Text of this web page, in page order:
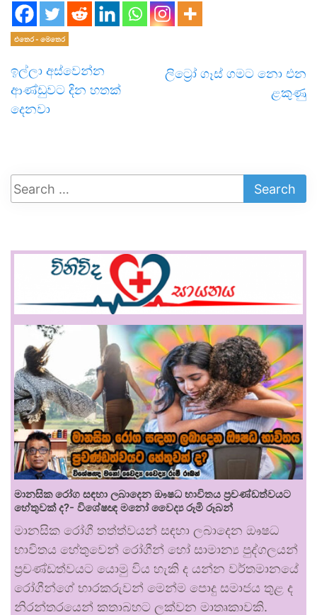
එතෙර - මෙතෙර
ඉල්ලා අස්වෙන්න
ආණ්ඩුවට දින හතක්
දෙනවා
ලිට්‍රෝ ගෑස් ගමට නො එන
ළකුණු
මානසික රෝග සඳහා ලබාදෙන ඖෂධ භාවිතය ප්‍රචණ්ඩත්වයට
හේතුවක් ද?- විශේෂඥ මනෝ වෛද්‍ය රූමි රූබන්
මානසික රෝගී තත්ත්වයන් සඳහා ලබාදෙන ඖෂධ
භාවිතය හේතුවෙන් රෝගීන් හෝ සාමාන්‍ය පුද්ගලයන්
ප්‍රචණ්ඩත්වයට යොමු විය හැකි ද යන්න වර්තමානයේ
රෝගීන්ගේ භාරකරුවන් මෙන්ම පොදු සමාජය තුළ ද
නිරන්තරයෙන් කතාබහට ලක්වන මාතෘකාවකි.